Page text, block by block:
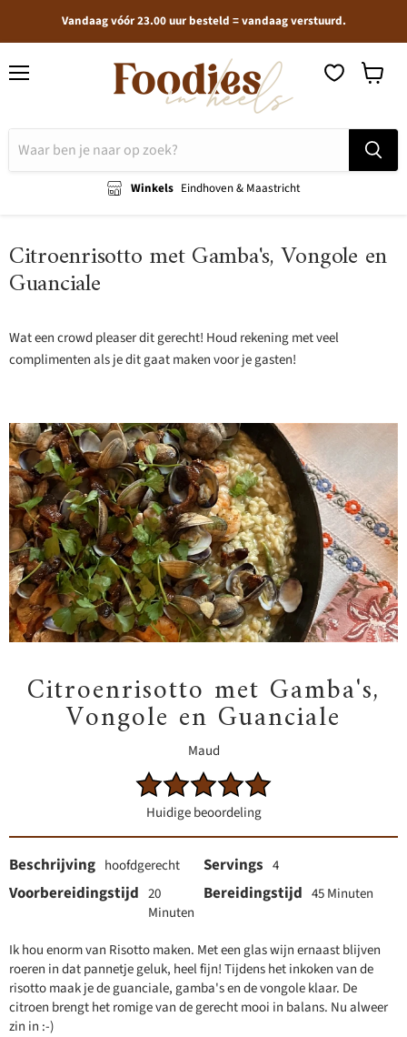
Vandaag vóór 23.00 uur besteld = vandaag verstuurd.
Winkels Eindhoven & Maastricht
Citroenrisotto met Gamba's, Vongole en
Guanciale
Wat een crowd pleaser dit gerecht! Houd rekening met veel
complimenten als je dit gaat maken voor je gasten!
Citroenrisotto met Gamba's,
Vongole en Guanciale
Maud
Huidige beoordeling
Beschrijving hoofdgerecht Servings 4
Voorbereidingstijd 20
Minuten
Bereidingstijd 45 Minuten
Ik hou enorm van Risotto maken. Met een glas wijn ernaast blijven
roeren in dat pannetje geluk, heel fijn! Tijdens het inkoken van de
risotto maak je de guanciale, gamba's en de vongole klaar. De
citroen brengt het romige van de gerecht mooi in balans. Nu alweer
zin in :-)